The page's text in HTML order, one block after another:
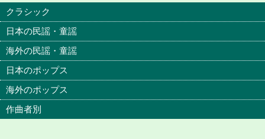
クラシック
日本の民謡・童謡
海外の民謡・童謡
日本のポップス
海外のポップス
作曲者別